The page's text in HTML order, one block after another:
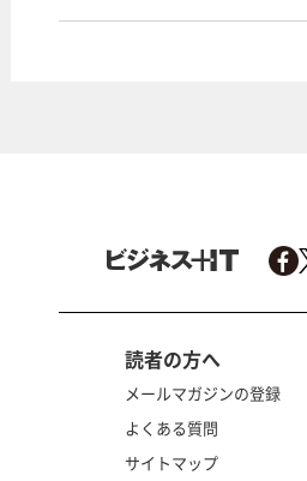
読者の方へ
メールマガジンの登録
よくある質問
サイトマップ